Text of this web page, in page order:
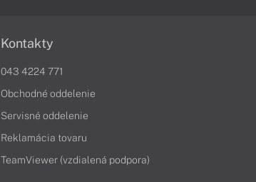
Kontakty
043 4224 771
Obchodné oddelenie
Servisné oddelenie
Reklamácia tovaru
TeamViewer (vzdialená podpora)